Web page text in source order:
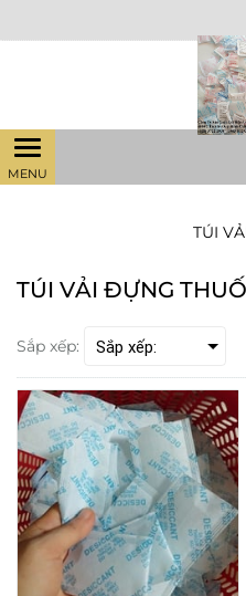
TÚI
TÚI VẢI ĐỰNG
Sắp xếp: